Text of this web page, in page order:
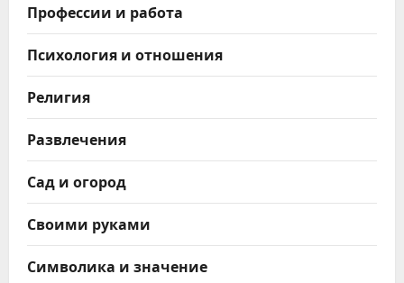
Профессии и работа
Психология и отношения
Религия
Развлечения
Сад и огород
Своими руками
Символика и значение